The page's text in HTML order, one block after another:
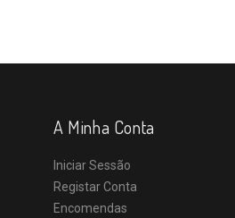
A Minha Conta
Iniciar Sessão
Registar Conta
Encomendas